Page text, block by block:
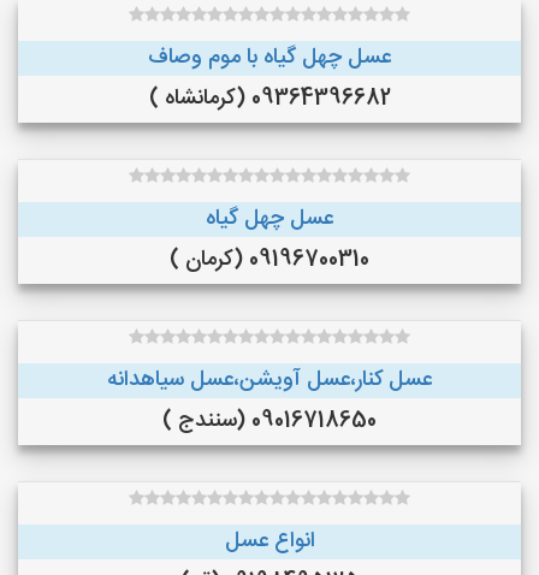
عسل چهل گیاه با موم وصاف
09364396682 (کرمانشاه )
عسل چهل گیاه
09196700310 (کرمان )
عسل کنار،عسل آویشن،عسل سیاهدانه
09016718650 (سنندج )
انواع عسل